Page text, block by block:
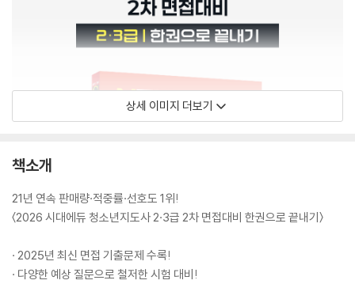
상세 이미지 더보기
책소개
21년 연속 판매량·적중률·선호도 1위!
〈2026 시대에듀 청소년지도사 2·3급 2차 면접대비 한권으로 끝내기〉
· 2025년 최신 면접 기출문제 수록!
· 다양한 예상 질문으로 철저한 시험 대비!